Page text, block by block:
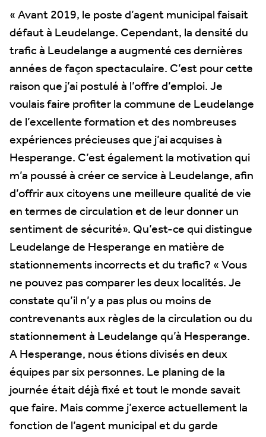
« Avant 2019, le poste d’agent municipal faisait
défaut à Leudelange. Cependant, la densité du
trafic à Leudelange a augmenté ces dernières
années de façon spectaculaire. C’est pour cette
raison que j’ai postulé à l’offre d’emploi. Je
voulais faire profiter la commune de Leudelange
de l’excellente formation et des nombreuses
expériences précieuses que j’ai acquises à
Hesperange. C’est également la motivation qui
m’a poussé à créer ce service à Leudelange, afin
d’offrir aux citoyens une meilleure qualité de vie
en termes de circulation et de leur donner un
sentiment de sécurité». Qu’est-ce qui distingue
Leudelange de Hesperange en matière de
stationnements incorrects et du trafic? « Vous
ne pouvez pas comparer les deux localités. Je
constate qu’il n’y a pas plus ou moins de
contrevenants aux règles de la circulation ou du
stationnement à Leudelange qu’à Hesperange.
A Hesperange, nous étions divisés en deux
équipes par six personnes. Le planing de la
journée était déjà fixé et tout le monde savait
que faire. Mais comme j’exerce actuellement la
fonction de l’agent municipal et du garde